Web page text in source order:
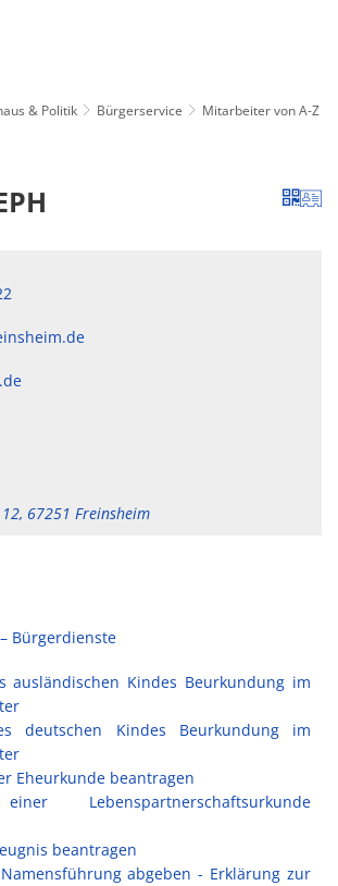
& Politik Bürgerservice
Mitarbeiter von A-Z
67251 Freinsheim
Bürgerdienste
ausländischen Kindes Beurkundung im
deutschen Kindes Beurkundung im
Eheurkunde beantragen
Lebenspartnerschaftsurkunde
beantragen
abgeben - Erklärung zur